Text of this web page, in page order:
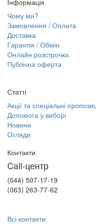
Чому ми?
Замовлення / Оплата
Доставка
Гарантія / Обмін
Онлайн розстрочка
Публічна оферта
Статті
Акції та спеціальні
Допомога у виборі
Новини
Огляди
Контакти
Call-центр
(044) 507-17-19
(063) 263-77-62
Всі контакти